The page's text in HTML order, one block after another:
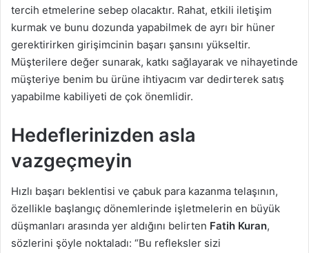
tercih etmelerine sebep olacaktır. Rahat, etkili iletişim
kurmak ve bunu dozunda yapabilmek de ayrı bir hüner
gerektirirken girişimcinin başarı şansını yükseltir.
Müşterilere değer sunarak, katkı sağlayarak ve nihayetinde
müşteriye benim bu ürüne ihtiyacım var dedirterek satış
yapabilme kabiliyeti de çok önemlidir.
Hedeflerinizden asla
vazgeçmeyin
Hızlı başarı beklentisi ve çabuk para kazanma telaşının,
özellikle başlangıç dönemlerinde işletmelerin en büyük
düşmanları arasında yer aldığını belirten Fatih Kuran,
sözlerini şöyle noktaladı: “Bu refleksler sizi